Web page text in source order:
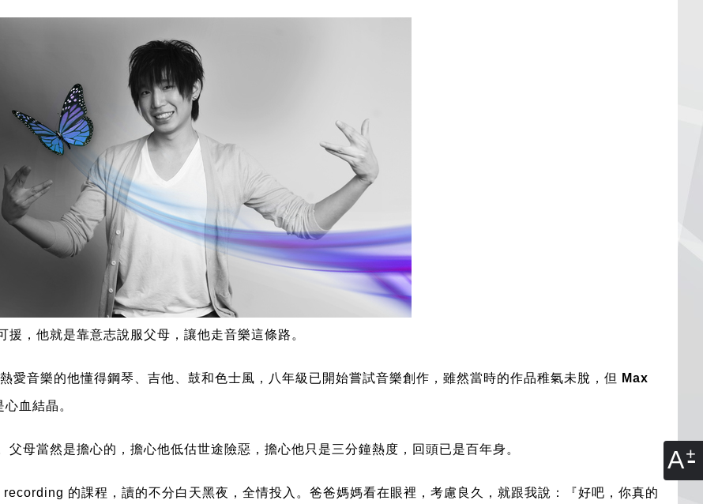
A
援，他就是靠意志說服父母，讓他走音樂這條路。
愛音樂的他懂得鋼琴、吉他、鼓和色士風，八年級已開始嘗試音樂創作，雖然當時的作品稚氣未脫，但 Max
血結晶。
父母當然是擔心的，擔心他低估世途險惡，擔心他只是三分鐘熱度，回頭已是百年身。
的課程，讀的不分白天黑夜，全情投入。爸爸媽媽看在眼裡，考慮良久，就跟我說：『好吧，你真的